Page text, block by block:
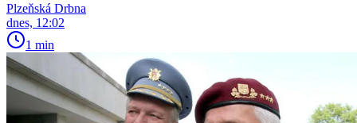
Plzeňská Drbna
dnes, 12:02
1 min